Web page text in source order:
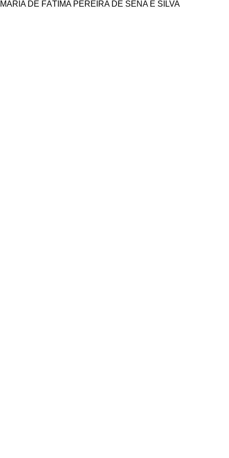
MARIA DE FÁTIMA PEREIRA DE SENA E SILVA